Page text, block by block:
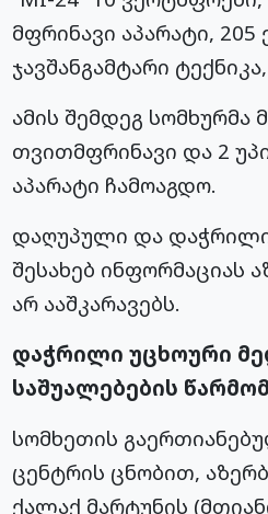
მფრინავი აპარატი,
ჯავშანგამტარი ტექნიკა,
ამის შემდეგ სომხურმა
თვითმფრინავი და 2
აპარატი ჩამოაგდო.
დაღუპული და დაჭრილი
შესახებ ინფორმაციას
არ ააშკარავებს.
დაჭრილი უცხოური
საშუალებების
სომხეთის
ცენტრის ცნობით,
ქალაქ მარტუნის